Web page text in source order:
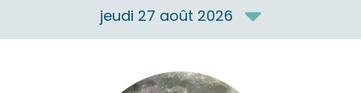
jeudi 27 août 2026